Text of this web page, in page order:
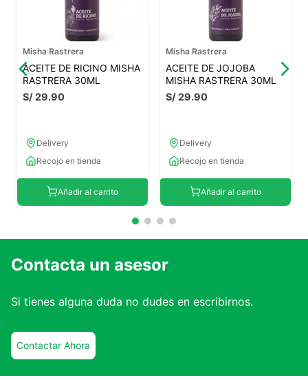
Misha Rastrera
ACEITE DE RICINO MISHA
RASTRERA 30ML
S/29.90
Delivery
Recojo en tienda
Añadir al carrito
Misha Rastrera
ACEITE DE JOJOBA
MISHA RASTRERA 30ML
S/29.90
Delivery
Recojo en tienda
Añadir al carrito
Contacta un asesor
Si tienes alguna duda no dudes en escribirnos.
Contactar Ahora